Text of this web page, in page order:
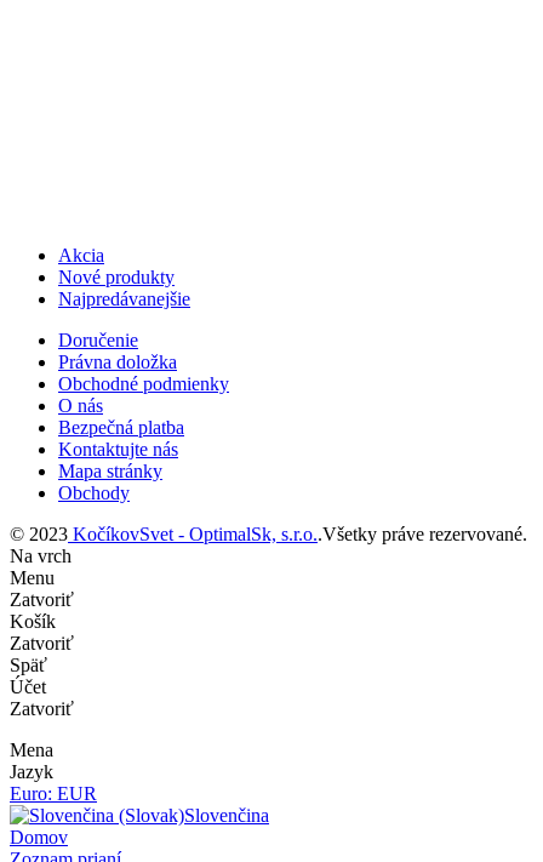
Akcia
Nové produkty
Najpredávanejšie
Doručenie
Právna doložka
Obchodné podmienky
O nás
Bezpečná platba
Kontaktujte nás
Mapa stránky
Obchody
© 2023 KočíkovSvet - OptimalSk, s.r.o..Všetky práve rezervované.
Na vrch
Menu
Zatvoriť
Košík
Zatvoriť
Späť
Účet
Zatvoriť
Mena
Jazyk
Euro: EUR
Slovenčina
Domov